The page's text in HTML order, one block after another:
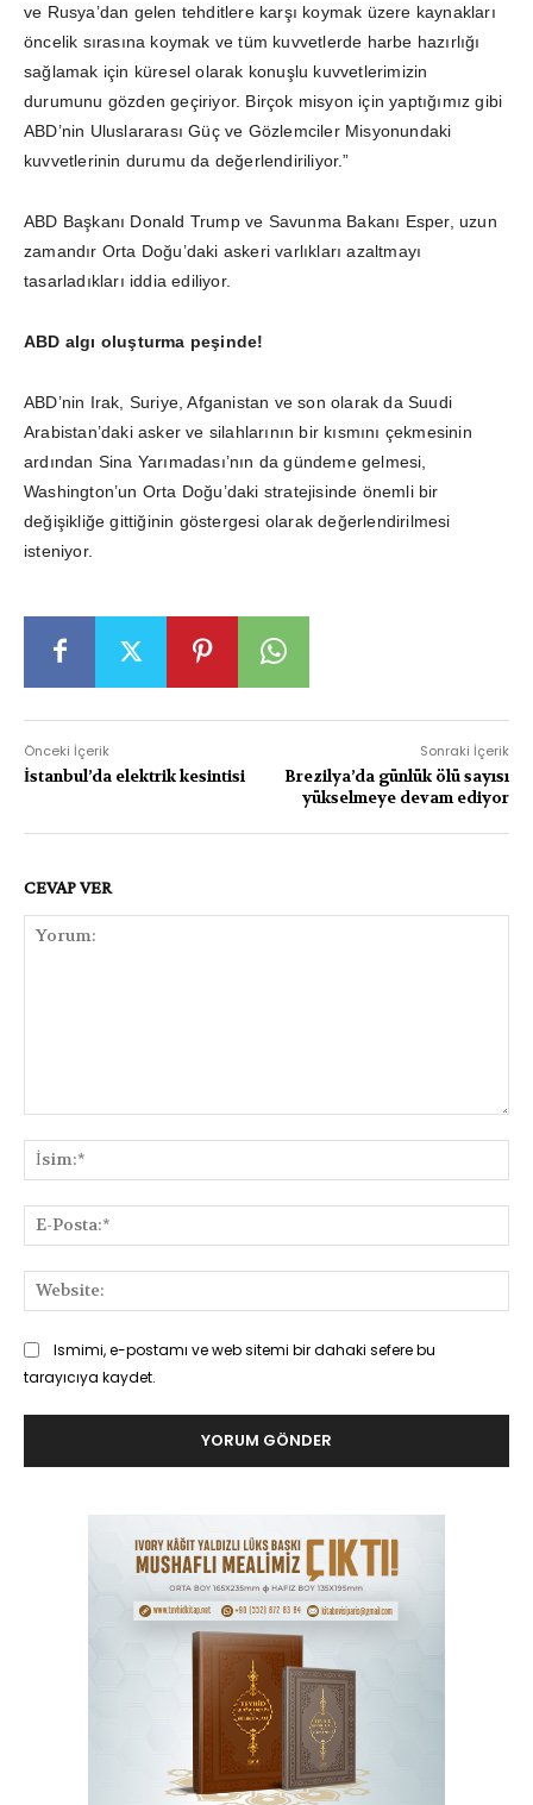
ve Rusya’dan gelen tehditlere karşı koymak üzere kaynakları
öncelik sırasına koymak ve tüm kuvvetlerde harbe hazırlığı
sağlamak için küresel olarak konuşlu kuvvetlerimizin
durumunu gözden geçiriyor. Birçok misyon için yaptığımız gibi
ABD’nin Uluslararası Güç ve Gözlemciler Misyonundaki
kuvvetlerinin durumu da değerlendiriliyor.”
ABD Başkanı Donald Trump ve Savunma Bakanı Esper, uzun
zamandır Orta Doğu’daki askeri varlıkları azaltmayı
tasarladıkları iddia ediliyor.
ABD algı oluşturma peşinde!
ABD’nin Irak, Suriye, Afganistan ve son olarak da Suudi
Arabistan’daki asker ve silahlarının bir kısmını çekmesinin
ardından Sina Yarımadası’nın da gündeme gelmesi,
Washington’un Orta Doğu’daki stratejisinde önemli bir
değişikliğe gittiğinin göstergesi olarak değerlendirilmesi
isteniyor.
Önceki İçerik
İstanbul’da elektrik kesintisi
Sonraki İçerik
Brezilya’da günlük ölü sayısı
yükselmeye devam ediyor
CEVAP VER
Ismimi, e-postamı ve web sitemi bir dahaki sefere bu
tarayıcıya kaydet.